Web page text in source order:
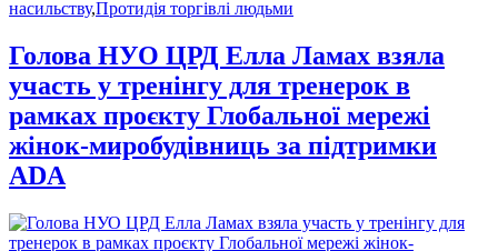
насильству,Протидія торгівлі людьми
Голова НУО ЦРД Елла Ламах взяла
участь у тренінгу для тренерок в
рамках проєкту Глобальної мережі
жінок-миробудівниць за підтримки
ADA